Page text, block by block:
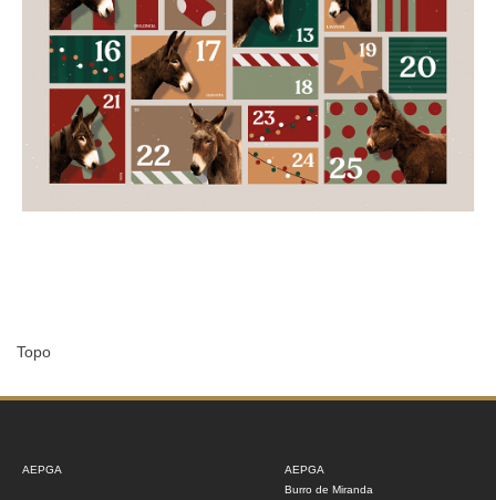
Topo
AEPGA
AEPGA
Burro de Miranda